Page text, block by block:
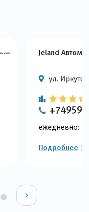
Jeland
ул.
ежедневно:
Подробнее